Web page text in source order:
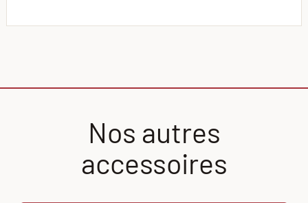
Nos autres
accessoires